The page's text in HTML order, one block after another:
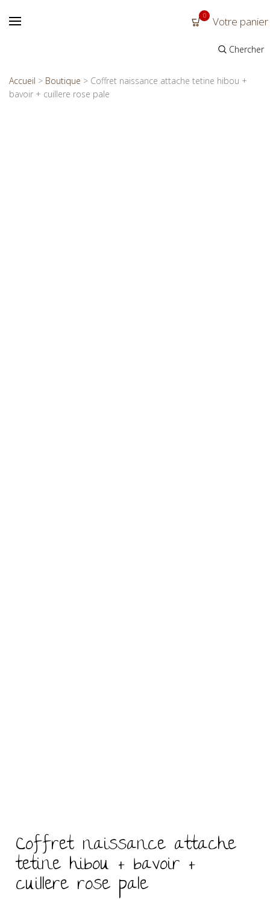
0 Votre panier
Chercher
Accueil > Boutique > Coffret naissance attache tetine hibou +
bavoir + cuillere rose pale
Coffret naissance attache
tetine hibou + bavoir +
cuillere rose pale